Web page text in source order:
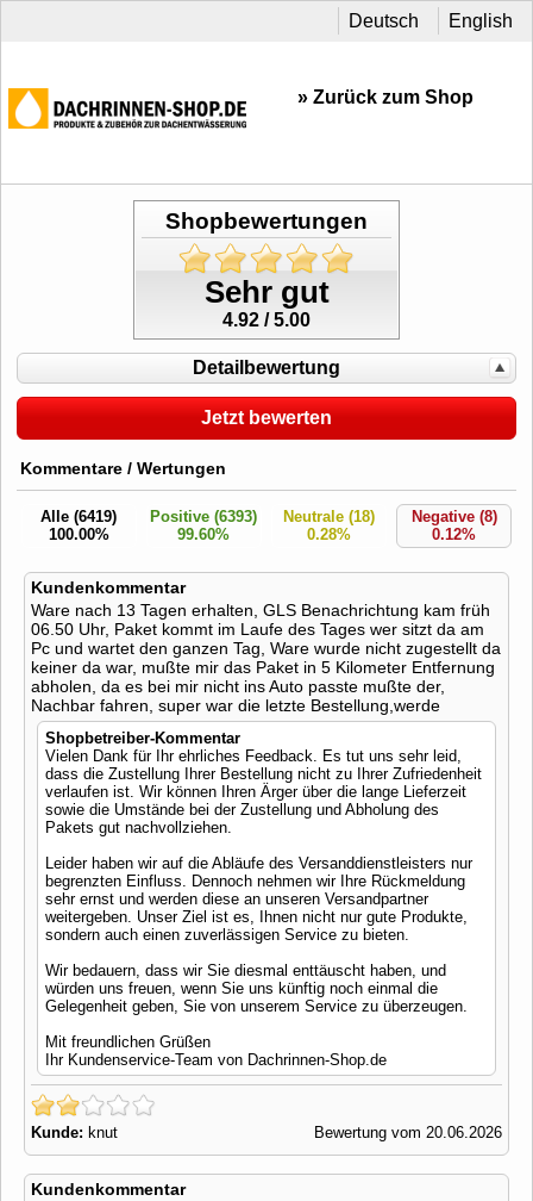
Deutsch English
» Zurück zum Shop
Shopbewertungen
Sehr gut
4.92 / 5.00
Detailbewertung
Jetzt bewerten
Kommentare / Wertungen
Alle (6419)
100.00%
Positive (6393)
99.60%
Neutrale (18)
0.28%
Negative (8)
0.12%
Kundenkommentar
Ware nach 13 Tagen erhalten, GLS Benachrichtung kam früh
06.50 Uhr, Paket kommt im Laufe des Tages wer sitzt da am
Pc und wartet den ganzen Tag, Ware wurde nicht zugestellt da
keiner da war, mußte mir das Paket in 5 Kilometer Entfernung
abholen, da es bei mir nicht ins Auto passte mußte der,
Nachbar fahren, super war die letzte Bestellung,werde
Shopbetreiber-Kommentar
Vielen Dank für Ihr ehrliches Feedback. Es tut uns sehr leid,
dass die Zustellung Ihrer Bestellung nicht zu Ihrer Zufriedenheit
verlaufen ist. Wir können Ihren Ärger über die lange Lieferzeit
sowie die Umstände bei der Zustellung und Abholung des
Pakets gut nachvollziehen.
Leider haben wir auf die Abläufe des Versanddienstleisters nur
begrenzten Einfluss. Dennoch nehmen wir Ihre Rückmeldung
sehr ernst und werden diese an unseren Versandpartner
weitergeben. Unser Ziel ist es, Ihnen nicht nur gute Produkte,
sondern auch einen zuverlässigen Service zu bieten.
Wir bedauern, dass wir Sie diesmal enttäuscht haben, und
würden uns freuen, wenn Sie uns künftig noch einmal die
Gelegenheit geben, Sie von unserem Service zu überzeugen.
Mit freundlichen Grüßen
Ihr Kundenservice-Team von Dachrinnen-Shop.de
Kunde: knut Bewertung vom 20.06.2026
Kundenkommentar